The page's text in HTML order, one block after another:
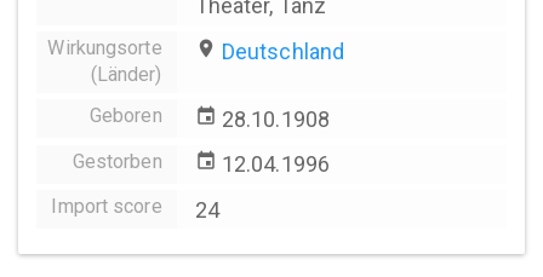
Theater, Tanz
Wirkungsorte
(Länder)
place Deutschland
Geboren event 28.10.1908
Gestorben event 12.04.1996
Import score 24